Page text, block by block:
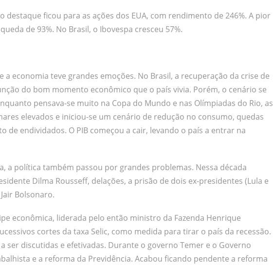
destaque ficou para as ações dos EUA, com rendimento de 246%. A pior
de 93%. No Brasil, o Ibovespa cresceu 57%.
economia teve grandes emoções. No Brasil, a recuperação da crise de
do bom momento econômico que o país vivia. Porém, o cenário se
pensava-se muito na Copa do Mundo e nas Olímpiadas do Rio, as
elevados e iniciou-se um cenário de redução no consumo, quedas
de endividados. O PIB começou a cair, levando o país a entrar na
a política também passou por grandes problemas. Nessa década
Dilma Rousseff, delações, a prisão de dois ex-presidentes (Lula e
Bolsonaro.
econômica, liderada pelo então ministro da Fazenda Henrique
cortes da taxa Selic, como medida para tirar o país da recessão.
ser discutidas e efetivadas. Durante o governo Temer e o Governo
e a reforma da Previdência. Acabou ficando pendente a reforma